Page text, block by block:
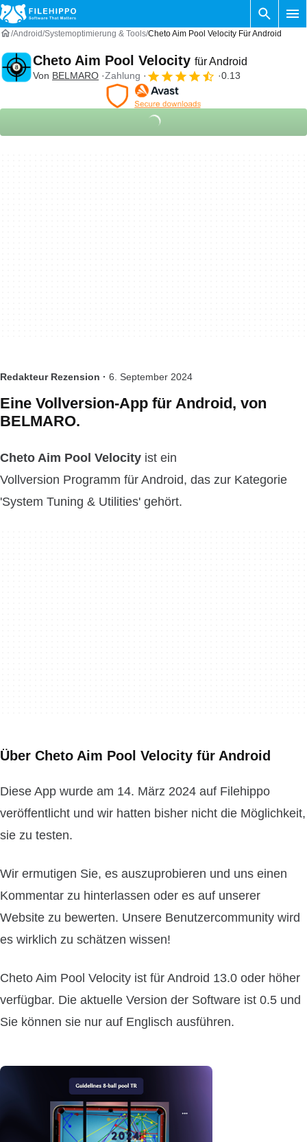
Android Systemoptimierung & Tools Cheto Aim Pool Velocity Für Android
Cheto Aim Pool Velocity für Android
Von BELMARO Zahlung 0.13
Redakteur Rezension · 6. September 2024
Eine Vollversion-App für Android, von
BELMARO.
Cheto Aim Pool Velocity ist ein
Vollversion Programm für Android, das zur Kategorie
'System Tuning & Utilities' gehört.
Über Cheto Aim Pool Velocity für Android
Diese App wurde am 14. März 2024 auf Filehippo
veröffentlicht und wir hatten bisher nicht die Möglichkeit,
sie zu testen.
Wir ermutigen Sie, es auszuprobieren und uns einen
Kommentar zu hinterlassen oder es auf unserer
Website zu bewerten. Unsere Benutzercommunity wird
es wirklich zu schätzen wissen!
Cheto Aim Pool Velocity ist für Android 13.0 oder höher
verfügbar. Die aktuelle Version der Software ist 0.5 und
Sie können sie nur auf Englisch ausführen.